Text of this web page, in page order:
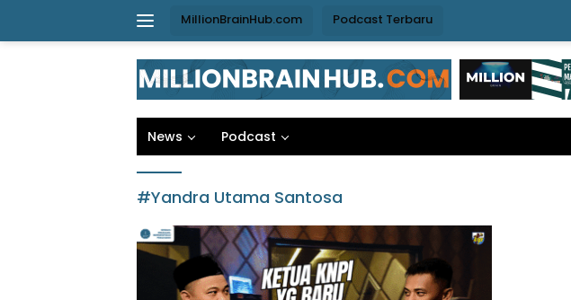
MillionBrainHub.com Podcast Terbaru
News Podcast
#Yandra Utama Santosa